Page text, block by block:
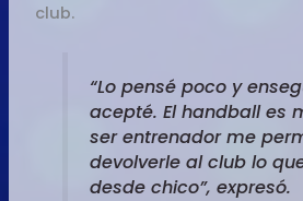
club.
“Lo pensé poco y
acepté. El handball es
ser entrenador me
devolverle al club lo
desde chico”, expresó.